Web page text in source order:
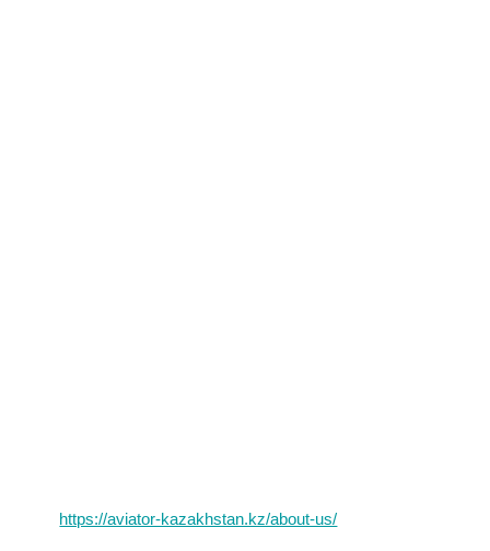
https://aviator-kazakhstan.kz/about-us/